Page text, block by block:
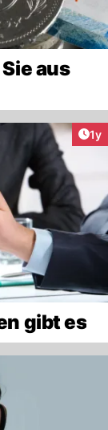
aus
1y
gibt es